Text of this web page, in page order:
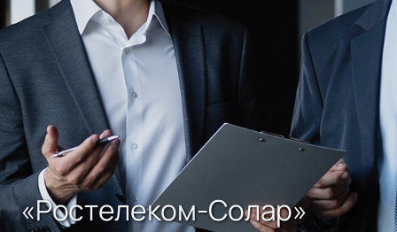
«Ростелеком-Солар»